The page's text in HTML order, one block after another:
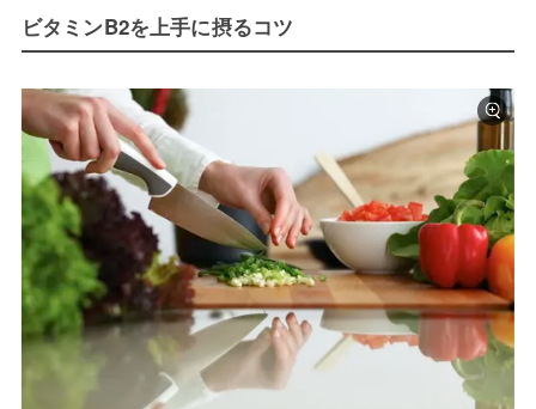
ビタミンB2を上手に摂るコツ